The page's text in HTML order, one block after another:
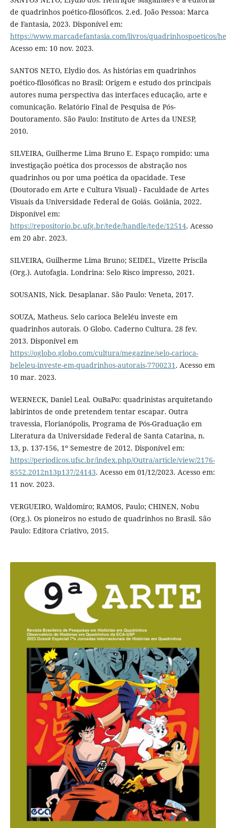
de quadrinhos poético-filosóficos. 2.ed. João Pessoa: Marca
de Fantasia, 2023. Disponível em:
https://www.marcadefantasia.com/livros/quadrinhospoeticos/
Acesso em: 10 nov. 2023.
SANTOS NETO, Elydio dos. As histórias em quadrinhos
poético-filosóficas no Brasil: Origem e estudo dos principais
autores numa perspectiva das interfaces educação, arte e
comunicação. Relatório Final de Pesquisa de Pós-
Doutoramento. São Paulo: Instituto de Artes da UNESP,
2010.
SILVEIRA, Guilherme Lima Bruno E. Espaço rompido: uma
investigação poética dos processos de abstração nos
quadrinhos ou por uma poética da opacidade. Tese
(Doutorado em Arte e Cultura Visual) - Faculdade de Artes
Visuais da Universidade Federal de Goiás. Goiânia, 2022.
Disponível em:
https://repositorio.bc.ufg.br/tede/handle/tede/12514. Acesso
em 20 abr. 2023.
SILVEIRA, Guilherme Lima Bruno; SEIDEL, Vizette Priscila
(Org.). Autofagia. Londrina: Selo Risco impresso, 2021.
SOUSANIS, Nick. Desaplanar. São Paulo: Veneta, 2017.
SOUZA, Matheus. Selo carioca Beleléu investe em
quadrinhos autorais. O Globo. Caderno Cultura. 28 fev.
2013. Disponível em
https://oglobo.globo.com/cultura/megazine/selo-carioca-
beleleu-investe-em-quadrinhos-autorais-7700231. Acesso em
10 mar. 2023.
WERNECK, Daniel Leal. OuBaPo: quadrinistas arquitetando
labirintos de onde pretendem tentar escapar. Outra
travessia, Florianópolis, Programa de Pós-Graduação em
Literatura da Universidade Federal de Santa Catarina, n.
13, p. 137-156, 1º Semestre de 2012. Disponível em:
https://periodicos.ufsc.br/index.php/Outra/article/view/2176-
8552.2012n13p137/24143. Acesso em 01/12/2023. Acesso em:
11 nov. 2023.
VERGUEIRO, Waldomiro; RAMOS, Paulo; CHINEN, Nobu
(Org.). Os pioneiros no estudo de quadrinhos no Brasil. São
Paulo: Editora Criativo, 2015.